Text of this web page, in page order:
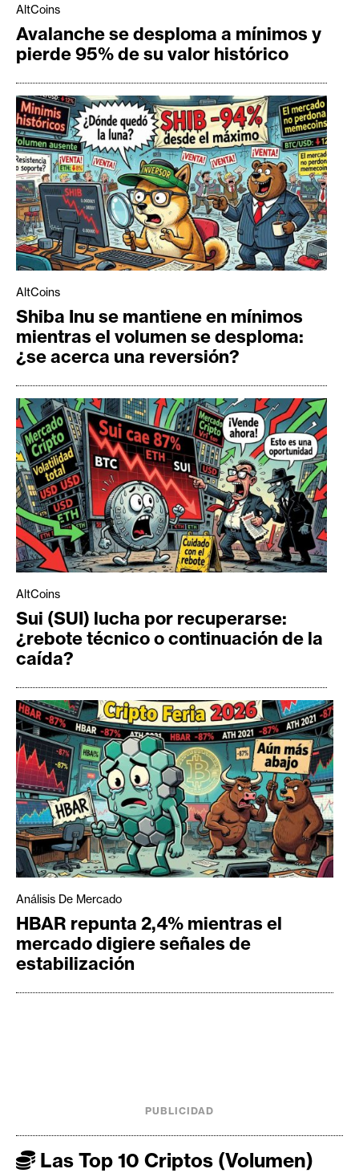
AltCoins
Avalanche se desploma a mínimos y
pierde 95% de su valor histórico
AltCoins
Shiba Inu se mantiene en mínimos
mientras el volumen se desploma:
¿se acerca una reversión?
AltCoins
Sui (SUI) lucha por recuperarse:
¿rebote técnico o continuación de la
caída?
Análisis De Mercado
HBAR repunta 2,4% mientras el
mercado digiere señales de
estabilización
PUBLICIDAD
Las Top 10 Criptos (Volumen)